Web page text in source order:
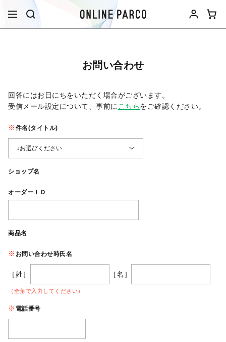
お問い合わせ
回答にはお日にちをいただく場合がございます。
受信メール設定について、事前に こちらをご確認ください。​
件名(タイトル)
ショップ名
オーダーＩＤ
商品名
お問い合わせ時氏名
［姓］ ［名］
（全角で入力してください）
電話番号